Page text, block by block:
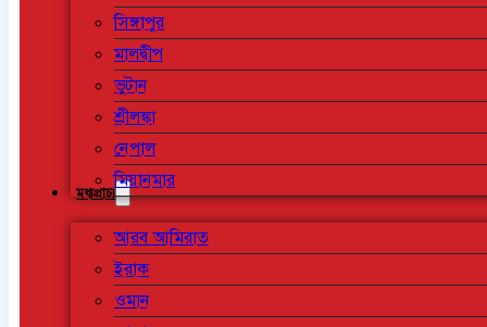
সিঙ্গাপুর
মালদ্বীপ
ভুটান
শ্রীলঙ্কা
নেপাল
মিয়ানমার
মধ্যপ্রাচ্য
আরব আমিরাত
ইরাক
ওমান